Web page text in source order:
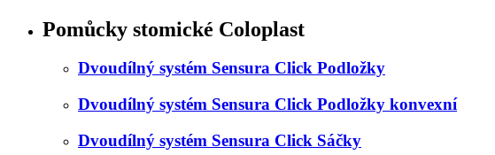
Pomůcky stomické Coloplast
Dvoudílný systém Sensura Click Podložky
Dvoudílný systém Sensura Click Podložky konvexní
Dvoudílný systém Sensura Click Sáčky